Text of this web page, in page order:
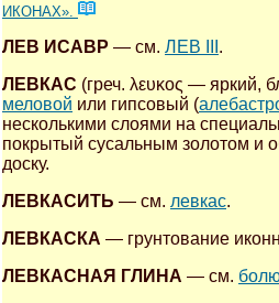
ИКОНАХ».
ЛЕВ ИСАВР — см. ЛЕВ III .
ЛЕВКАС (греч. λευκος — яркий,
меловой или гипсовый (
несколькими слоями на
покрытый сусальным золотом и
доску.
ЛЕВКАСИТЬ — см. левкас.
ЛЕВКАСКА — грунтование
ЛЕВКАСНАЯ ГЛИНА — см.